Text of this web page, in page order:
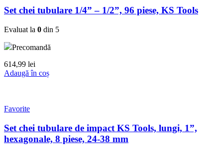
Set chei tubulare 1/4” – 1/2”, 96 piese, KS Tools
Evaluat la 0 din 5
Precomandă
614,99 lei
Adaugă în coș
Favorite
Set chei tubulare de impact KS Tools, lungi, 1”,
hexagonale, 8 piese, 24-38 mm